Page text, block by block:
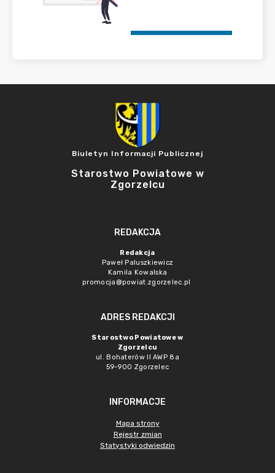
Biuletyn Informacji Publicznej
Starostwo Powiatowe w
Zgorzelcu
REDAKCJA
Redakcja
Paweł Paluszkiewicz
Kamila Kowalska
promocja@powiat.zgorzelec.pl
ADRES REDAKCJI
Starostwo Powiatowe w
Zgorzelcu
ul. Bohaterów II AWP 8a
59-900 Zgorzelec
INFORMACJE
Mapa strony
Rejestr zmian
Statystyki odwiedzin